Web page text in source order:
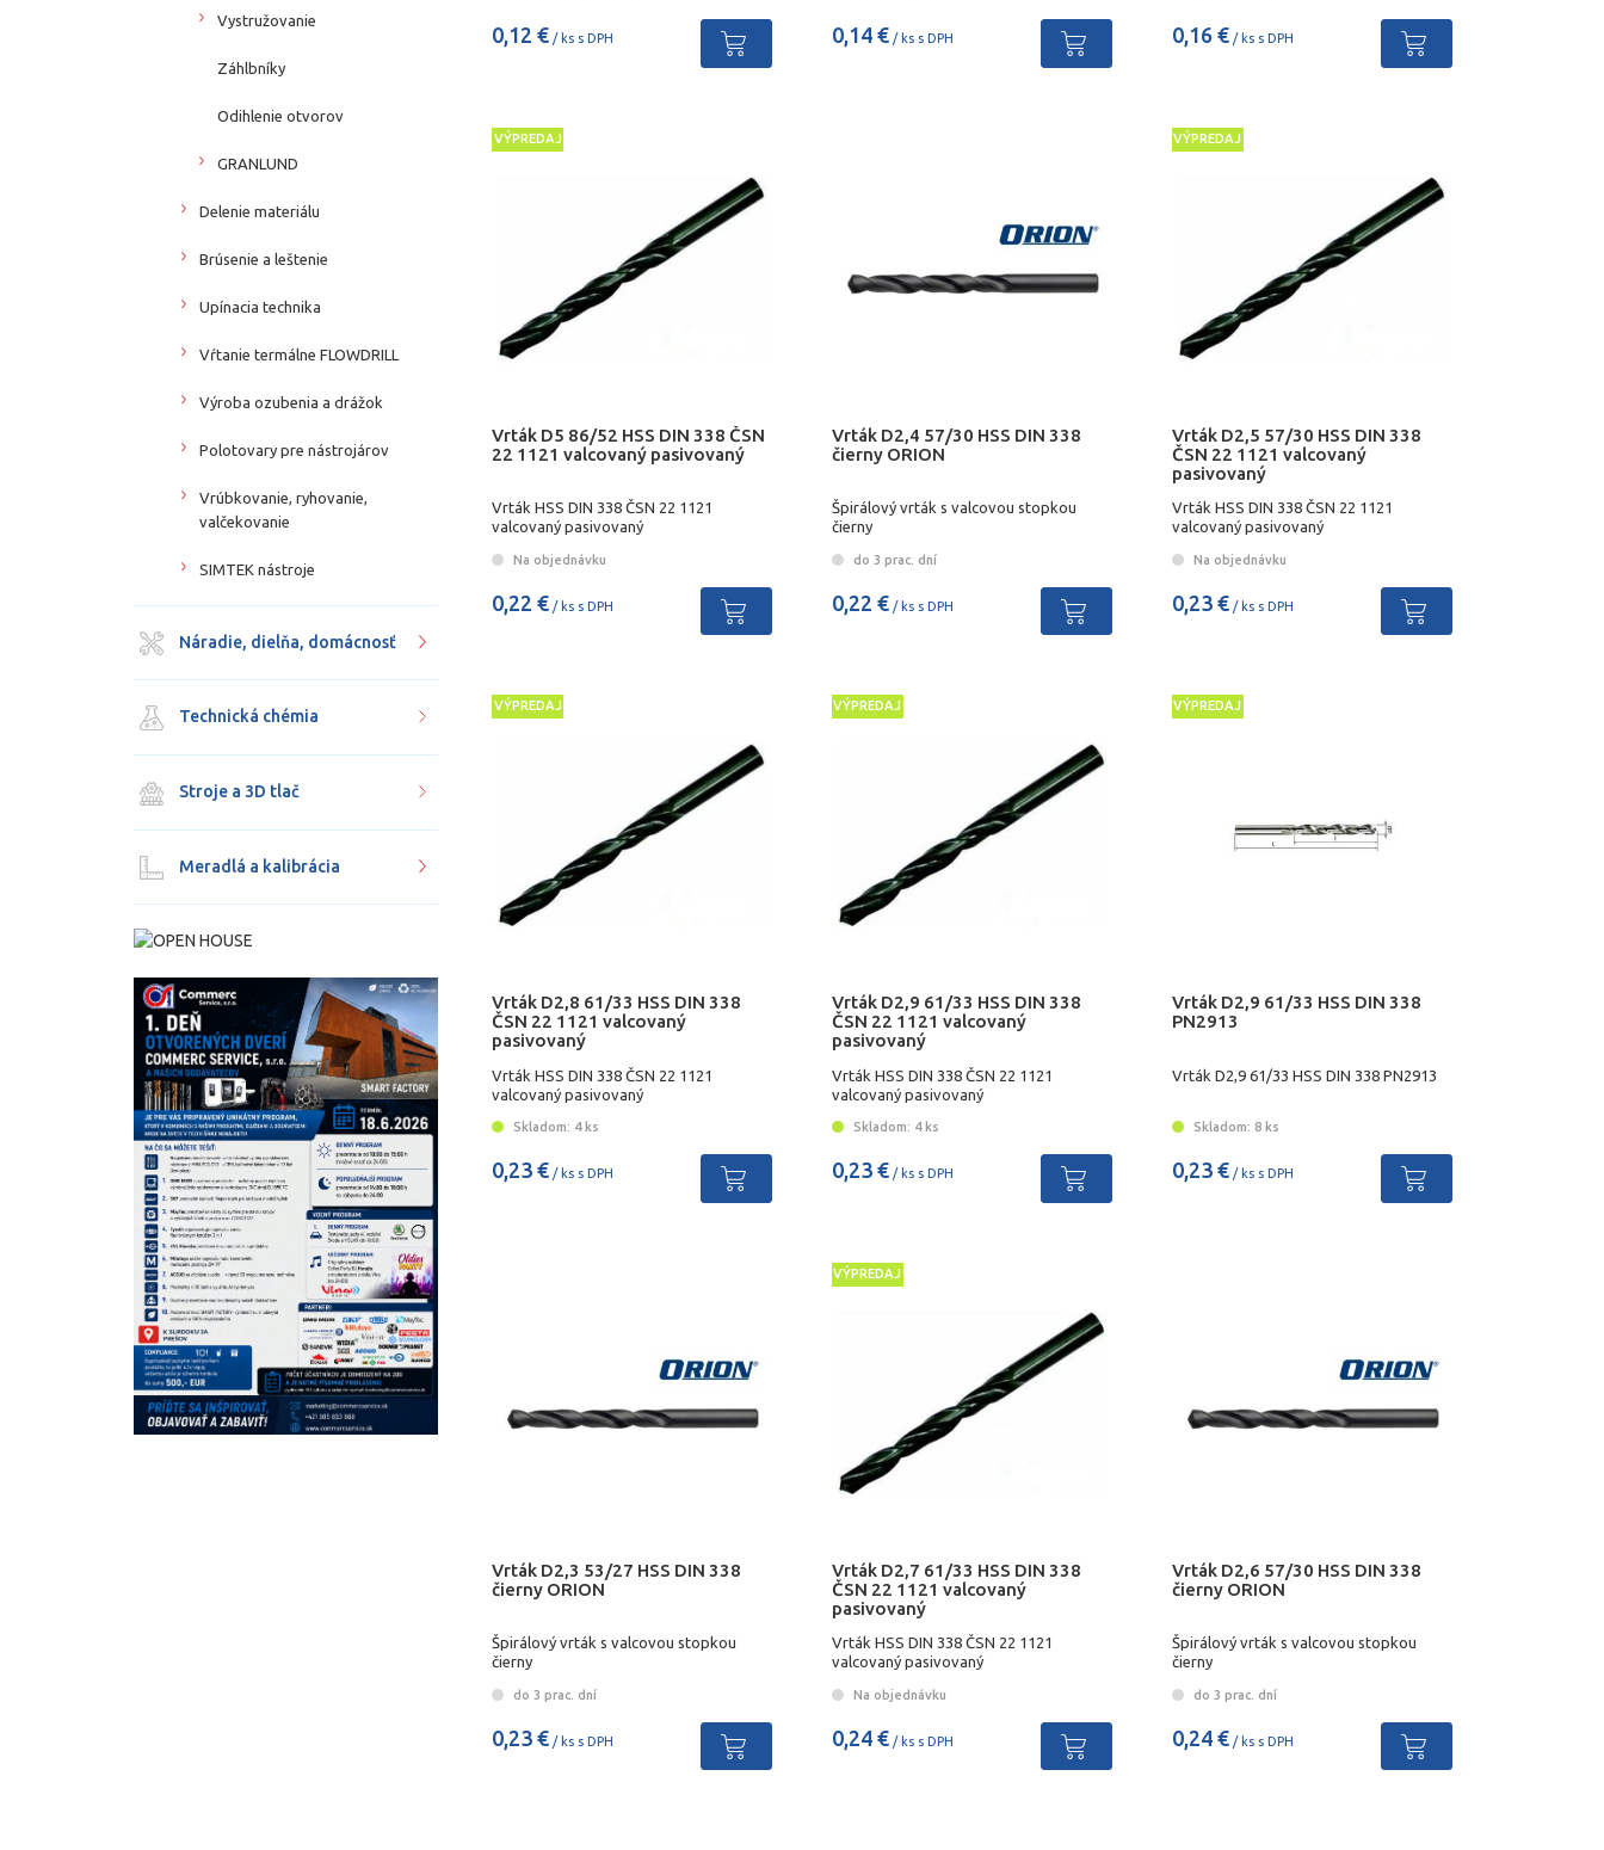
0,12 € / ks s DPH 0,14 €/ ks s DPH 0,16 €/ ks s DPH
VÝPREDAJ
Vrták D5 86/52 HSS DIN 338 ČSN
22 1121 valcovaný pasivovaný
Vrták HSS DIN 338 ČSN 22 1121
valcovaný pasivovaný
Na objednávku
0,22 € / ks s DPH
Vrták D2,4 57/30 HSS DIN 338
čierny ORION
Špirálový vrták s valcovou stopkou
čierny
do 3 prac. dní
0,22 €/ ks s DPH
VÝPREDAJ
Vrták D2,5 57/30 HSS DIN 338
ČSN 22 1121 valcovaný
pasivovaný
Vrták HSS DIN 338 ČSN 22 1121
valcovaný pasivovaný
Na objednávku
0,23 €/ ks s DPH
VÝPREDAJ
Vrták D2,8 61/33 HSS DIN 338
ČSN 22 1121 valcovaný
pasivovaný
Vrták HSS DIN 338 ČSN 22 1121
valcovaný pasivovaný
Skladom: 4 ks
0,23 € / ks s DPH
VÝPREDAJ
Vrták D2,9 61/33 HSS DIN 338
ČSN 22 1121 valcovaný
pasivovaný
Vrták HSS DIN 338 ČSN 22 1121
valcovaný pasivovaný
Skladom: 4 ks
0,23 €/ ks s DPH
VÝPREDAJ
Vrták D2,9 61/33 HSS DIN 338
PN2913
Vrták D2,9 61/33 HSS DIN 338 PN2913
Skladom: 8 ks
0,23 €/ ks s DPH
Vrták D2,3 53/27 HSS DIN 338
čierny ORION
Špirálový vrták s valcovou stopkou
čierny
do 3 prac. dní
0,23 € / ks s DPH
VÝPREDAJ
Vrták D2,7 61/33 HSS DIN 338
ČSN 22 1121 valcovaný
pasivovaný
Vrták HSS DIN 338 ČSN 22 1121
valcovaný pasivovaný
Na objednávku
0,24 €/ ks s DPH
Vrták D2,6 57/30 HSS DIN 338
čierny ORION
Špirálový vrták s valcovou stopkou
čierny
do 3 prac. dní
0,24 €/ ks s DPH
Vystružovanie
Záhlbníky
Odihlenie otvorov
GRANLUND
Delenie materiálu
Brúsenie a leštenie
Upínacia technika
Vŕtanie termálne FLOWDRILL
Výroba ozubenia a drážok
Polotovary pre nástrojárov
Vrúbkovanie, ryhovanie,
valčekovanie
SIMTEK nástroje
Náradie, dielňa, domácnosť
Technická chémia
Stroje a 3D tlač
Meradlá a kalibrácia